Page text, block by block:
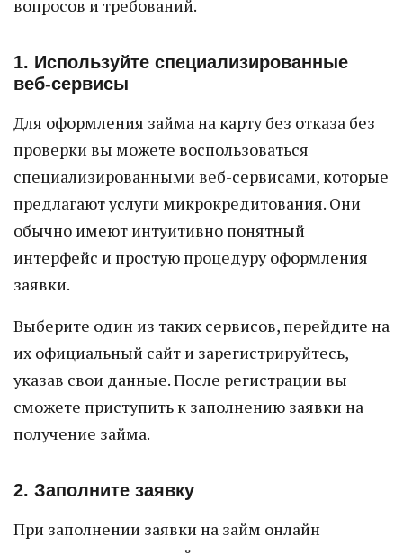
вопросов и требований.
1. Используйте специализированные
веб-сервисы
Для оформления займа на карту без отказа без
проверки вы можете воспользоваться
специализированными веб-сервисами, которые
предлагают услуги микрокредитования. Они
обычно имеют интуитивно понятный
интерфейс и простую процедуру оформления
заявки.
Выберите один из таких сервисов, перейдите на
их официальный сайт и зарегистрируйтесь,
указав свои данные. После регистрации вы
сможете приступить к заполнению заявки на
получение займа.
2. Заполните заявку
При заполнении заявки на займ онлайн